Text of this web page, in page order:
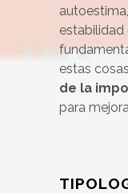
estabilidad
estas
de la
para